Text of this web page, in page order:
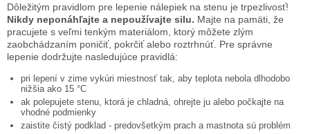
Dôležitým pravidlom pre lepenie nálepiek na stenu je trpezlivosť!
Nikdy neponáhľajte a nepoužívajte silu. Majte na pamäti, že
pracujete s veľmi tenkým materiálom, ktorý môžete zlým
zaobchádzaním poničiť, pokrčiť alebo roztrhnúť. Pre správne
lepenie dodržujte nasledujúce pravidlá:
pri lepení v zime vykúri miestnosť tak, aby teplota nebola dlhodobo
nižšia ako 15 °C
ak polepujete stenu, ktorá je chladná, ohrejte ju alebo počkajte na
vhodné podmienky
zaistite čistý podklad - predovšetkým prach a mastnota sú problém